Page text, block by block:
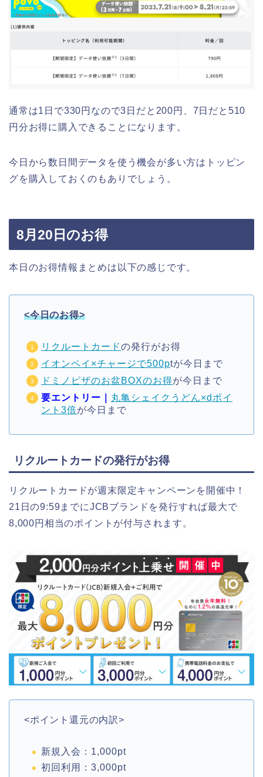
通常は1日で330円なので3日だと200円、7日だと510
円分お得に購入できることになります。
今日から数日間データを使う機会が多い方はトッピン
グを購入しておくのもありでしょう。
8月20日のお得
本日のお得情報まとめは以下の感じです。
<今日のお得>
リクルートカードの発行がお得
イオンペイ×チャージで500ptが今日まで
ドミノピザのお盆BOXのお得が今日まで
要エントリー｜ 丸亀シェイクうどん×dポイ
ント3倍が今日まで
リクルートカードの発行がお得
リクルートカードが週末限定キャンペーンを開催中！
21日の9:59までにJCBブランドを発行すれば最大で
8,000円相当のポイントが付与されます。
<ポイント還元の内訳>
新規入会：1,000pt
初回利用：3,000pt